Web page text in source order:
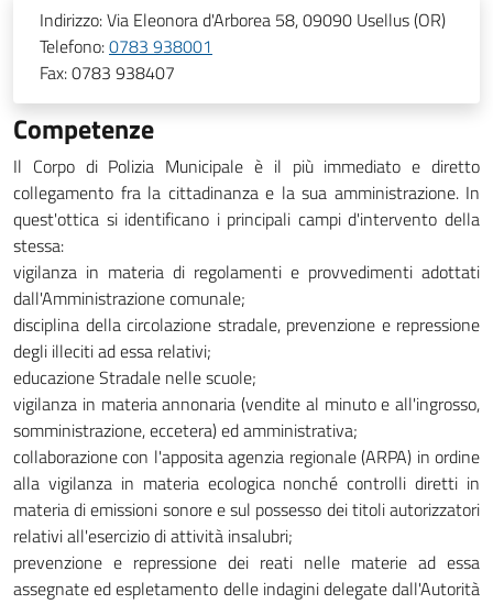
Indirizzo:Via Eleonora d'Arborea 58, 09090 Usellus (OR)
Telefono:0783 938001
Fax:0783 938407
Competenze
Il Corpo di Polizia Municipale è il più immediato e diretto
collegamento fra la cittadinanza e la sua amministrazione. In
quest'ottica si identificano i principali campi d'intervento della
stessa:
vigilanza in materia di regolamenti e provvedimenti adottati
dall'Amministrazione comunale;
disciplina della circolazione stradale, prevenzione e repressione
degli illeciti ad essa relativi;
educazione Stradale nelle scuole;
vigilanza in materia annonaria (vendite al minuto e all'ingrosso,
somministrazione, eccetera) ed amministrativa;
collaborazione con l'apposita agenzia regionale (ARPA) in ordine
alla vigilanza in materia ecologica nonché controlli diretti in
materia di emissioni sonore e sul possesso dei titoli autorizzatori
relativi all'esercizio di attività insalubri;
prevenzione e repressione dei reati nelle materie ad essa
assegnate ed espletamento delle indagini delegate dall'Autorità